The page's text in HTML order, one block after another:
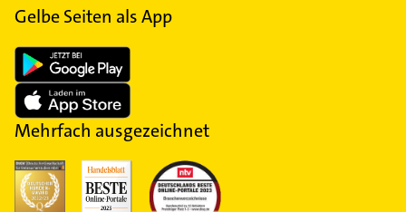
Gelbe Seiten als App
Mehrfach ausgezeichnet